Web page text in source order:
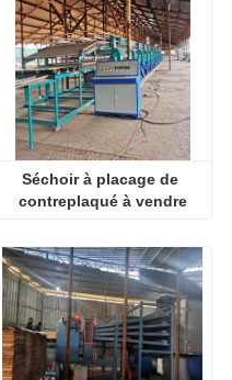
Séchoir à placage de
contreplaqué à vendre